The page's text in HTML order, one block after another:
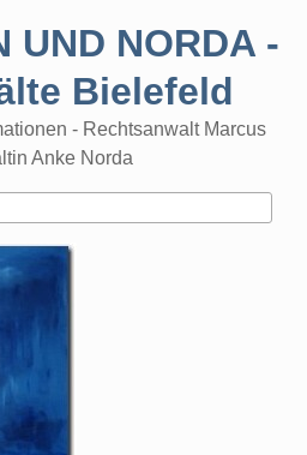
UND NORDA -
Bielefeld
- Rechtsanwalt Marcus
Anke Norda